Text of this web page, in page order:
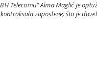
Telecomu“ Alma Maglić je
zaposlene, što je